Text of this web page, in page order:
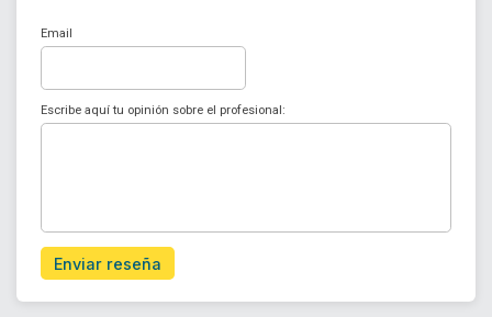
Email
Escribe aquí tu opinión sobre el profesional:
Enviar reseña